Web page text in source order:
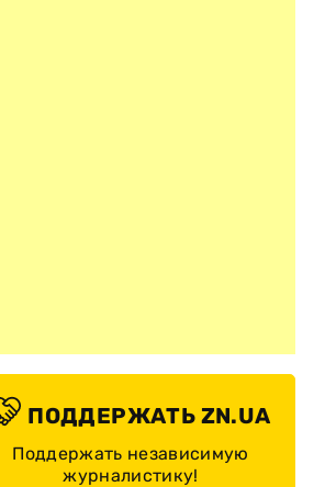
ПОДДЕРЖАТЬ ZN.UA
Поддержать независимую
журналистику!